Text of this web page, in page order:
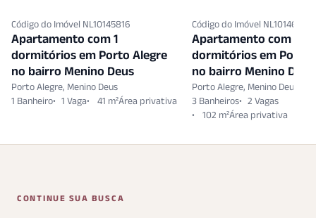
Código do Imóvel NL10145816
Apartamento com 1
dormitórios em Porto Alegre
no bairro Menino Deus
Porto Alegre, Menino Deus
1 Banheiro
1 Vaga 41 m²
Código do Imóvel NL10146066
Apartamento com 3
dormitórios em Porto
no bairro Menino Deus
Porto Alegre, Menino Deus
3 Banheiros
2 Vagas
102 m²
CONTINUE SUA BUSCA